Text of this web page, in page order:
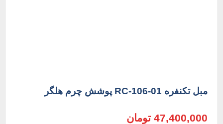
مبل تکنفره RC-106-01 پوشش چرم هلگر
47,400,000 تومان